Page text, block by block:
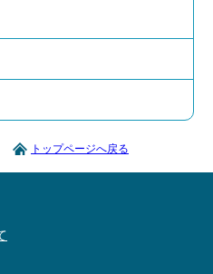
トップページへ戻る